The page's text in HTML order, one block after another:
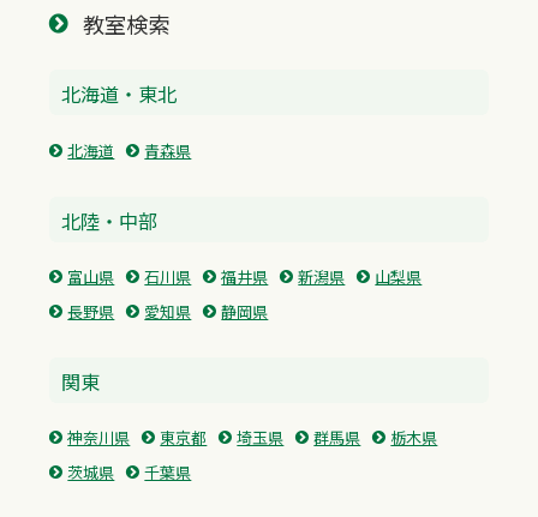
教室検索
北海道・東北
北海道 青森県
北陸・中部
富山県 石川県 福井県 新潟県
山梨県
長野県
愛知県 静岡県
関東
神奈川県 東京都 埼玉県 群馬県
栃木県
茨城県
千葉県